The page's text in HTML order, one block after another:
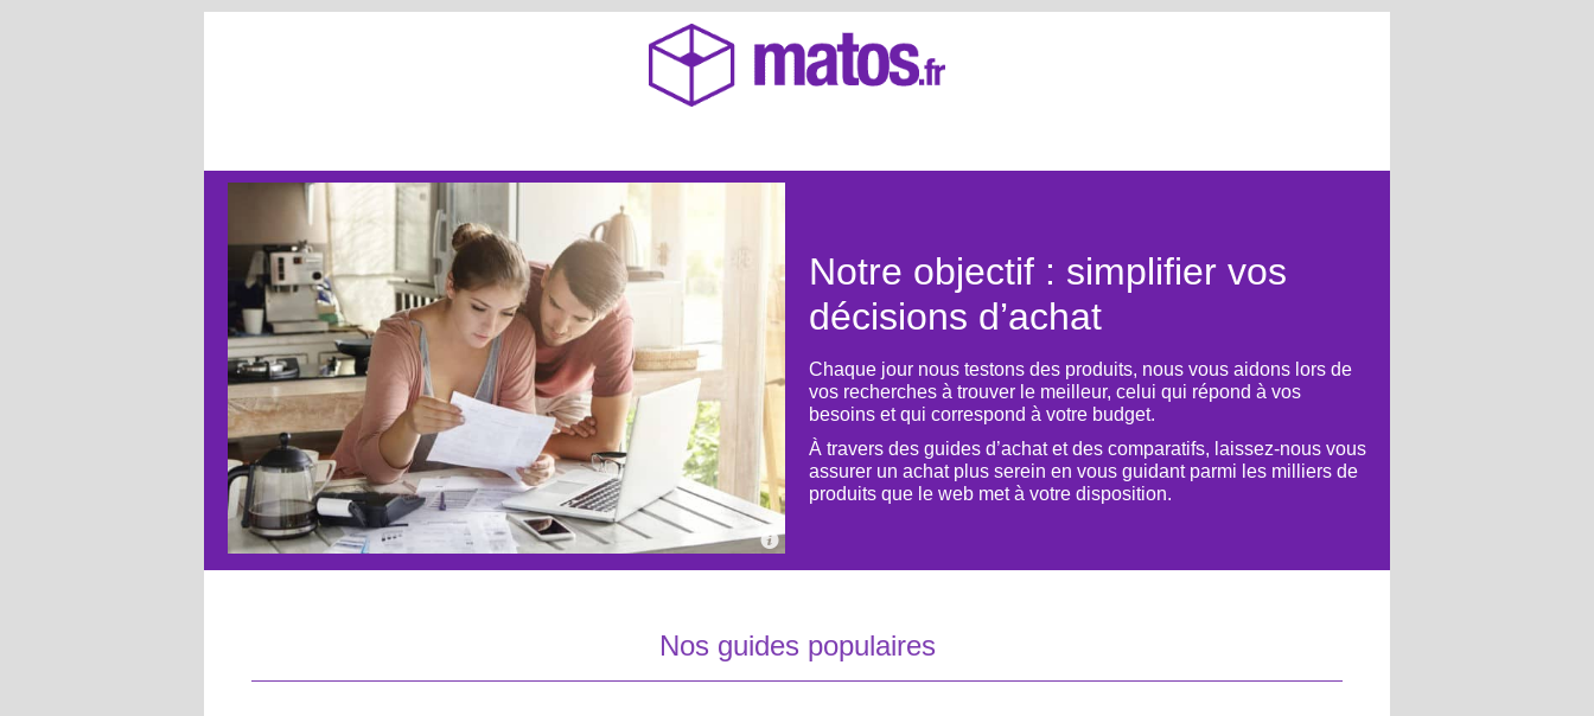
Notre objectif : simplifier vos
décisions d’achat
Chaque jour nous testons des produits, nous vous aidons lors de
vos recherches à trouver le meilleur, celui qui répond à vos
besoins et qui correspond à votre budget.
À travers des guides d’achat et des comparatifs, laissez-nous vous
assurer un achat plus serein en vous guidant parmi les milliers de
produits que le web met à votre disposition.
Nos guides populaires